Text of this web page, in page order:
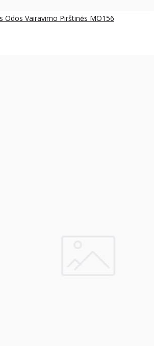
Odos Vairavimo Pirštinės MO156